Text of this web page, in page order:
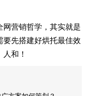
营销哲学，其实就是
先搭建好烘托最佳效
和！